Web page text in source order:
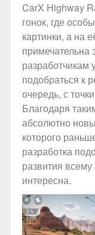
CarX Highway
гонок, где
картинки, а на
примечательна
разработчикам
подобраться к
очередь, с
Благодаря
абсолютно
которого
разработка
развития
интересна.